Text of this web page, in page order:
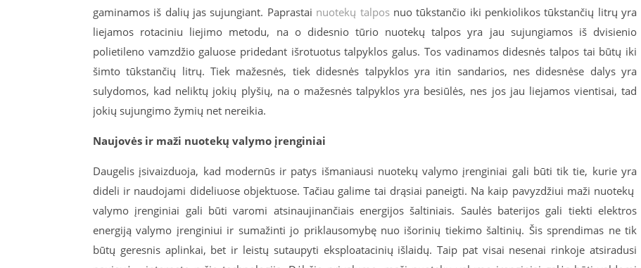
gaminamos iš dalių jas sujungiant. Paprastai nuotekų talposnuo tūkstančio iki penkiolikos tūkstančių litrų yra
liejamos rotaciniu liejimo metodu, na o didesnio tūrio nuotekų talpos yra jau sujungiamos iš dvisienio
polietileno vamzdžio galuose pridedant išrotuotus talpyklos galus. Tos vadinamos didesnės talpos tai būtų iki
šimto tūkstančių litrų. Tiek mažesnės, tiek didesnės talpyklos yra itin sandarios, nes didesnėse dalys yra
sulydomos, kad neliktų jokių plyšių, na o mažesnės talpyklos yra besiūlės, nes jos jau liejamos vientisai, tad
jokių sujungimo žymių net nereikia.
Naujovės ir maži nuotekų valymo įrenginiai
Daugelis įsivaizduoja, kad modernūs ir patys išmaniausi nuotekų valymo įrenginiai gali būti tik tie, kurie yra
dideli ir naudojami dideliuose objektuose. Tačiau galime tai drąsiai paneigti. Na kaip pavyzdžiui maži nuotekų
valymo įrenginiai gali būti varomi atsinaujinančiais energijos šaltiniais. Saulės baterijos gali tiekti elektros
energiją valymo įrenginiui ir sumažinti jo priklausomybę nuo išorinių tiekimo šaltinių. Šis sprendimas ne tik
būtų geresnis aplinkai, bet ir leistų sutaupyti eksploatacinių išlaidų. Taip pat visai nesenai rinkoje atsiradusi